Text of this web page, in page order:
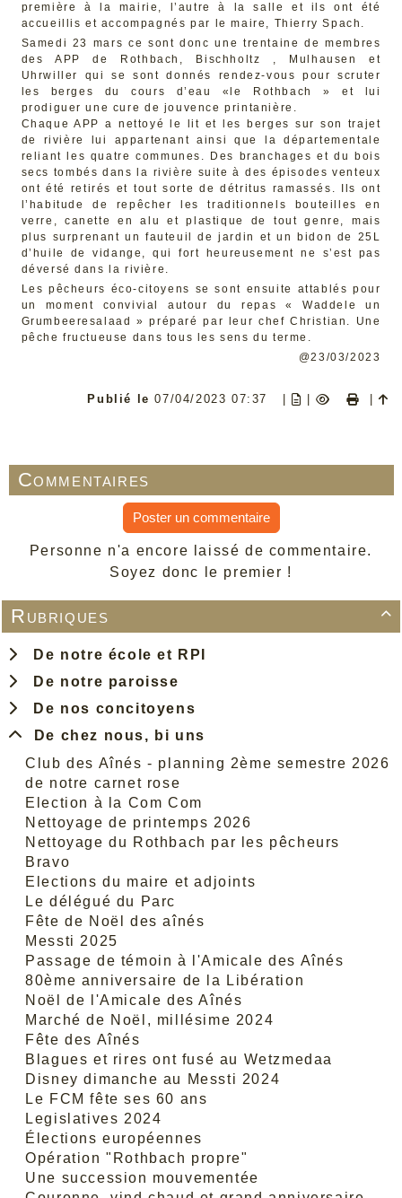

Rubriques
De notre école et RPI
De notre paroisse
De nos concitoyens
De chez nous, bi uns
Club des Aînés - planning 2ème semestre 2026
de notre carnet rose
Election à la Com Com
Nettoyage de printemps 2026
Nettoyage du Rothbach par les pêcheurs
Bravo
Elections du maire et adjoints
Le délégué du Parc
Fête de Noël des aînés
Messti 2025
Passage de témoin à l'Amicale des Aînés
80ème anniversaire de la Libération
Noël de l'Amicale des Aînés
Marché de Noël, millésime 2024
Fête des Aînés
Blagues et rires ont fusé au Wetzmedaa
Disney dimanche au Messti 2024
Le FCM fête ses 60 ans
Legislatives 2024
Élections européennes
Opération "Rothbach propre"
Une succession mouvementée
première à la mairie, l’autre à la salle et ils ont été
accueillis et accompagnés par le maire, Thierry Spach.
Samedi 23 mars ce sont donc une trentaine de membres
des APP de Rothbach, Bischholtz , Mulhausen et
Uhrwiller qui se sont donnés rendez-vous pour scruter
les berges du cours d’eau «le Rothbach » et lui
prodiguer une cure de jouvence printanière.
Chaque APP a nettoyé le lit et les berges sur son trajet
de rivière lui appartenant ainsi que la départementale
reliant les quatre communes. Des branchages et du bois
secs tombés dans la rivière suite à des épisodes venteux
ont été retirés et tout sorte de détritus ramassés. Ils ont
l’habitude de repêcher les traditionnels bouteilles en
verre, canette en alu et plastique de tout genre, mais
plus surprenant un fauteuil de jardin et un bidon de 25L
d’huile de vidange, qui fort heureusement ne s’est pas
déversé dans la rivière.
Les pêcheurs éco-citoyens se sont ensuite attablés pour
un moment convivial autour du repas « Waddele un
Grumbeeresalaad » préparé par leur chef Christian. Une
pêche fructueuse dans tous les sens du terme.
@23/03/2023
Publié le07/04/2023 07:37 |
Commentaires
Poster un commentaire
Personne n'a encore laissé de commentaire.
Soyez donc le premier !